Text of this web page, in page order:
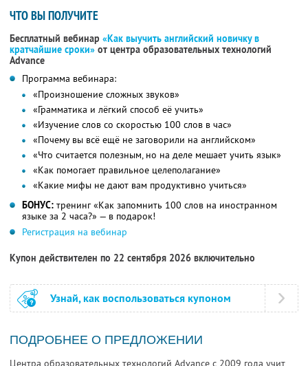
ЧТО ВЫ ПОЛУЧИТЕ
Бесплатный вебинар «Как выучить английский новичку в
кратчайшие сроки» от центра образовательных технологий
Advance
Программа вебинара:
«Произношение сложных звуков»
«Грамматика и лёгкий способ её учить»
«Изучение слов со скоростью 100 слов в час»
«Почему вы всё ещё не заговорили на английском»
«Что считается полезным, но на деле мешает учить язык»
«Как помогает правильное целеполагание»
«Какие мифы не дают вам продуктивно учиться»
БОНУС: тренинг «Как запомнить 100 слов на иностранном
языке за 2 часа?» — в подарок!
Регистрация на вебинар
Купон действителен по 22 сентября 2026 включительно
Узнай, как воспользоваться купоном
ПОДРОБНЕЕ О ПРЕДЛОЖЕНИИ
Центра образовательных технологий Advance с 2009 года учит